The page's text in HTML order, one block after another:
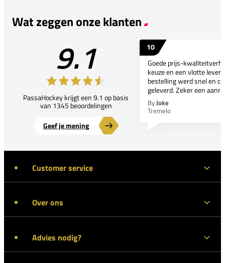
Wat zeggen onze klanten
9.1
PassaHockey krijgt een 9.1 op basis
van 1345 beoordelingen
Geef je mening
10
Goede prijs-
keuze en een vlotte
bestelling werd snel en
geleverd. Zeker een
ByJoke
Tremelo
Customer service
Over ons
Advies nodig?